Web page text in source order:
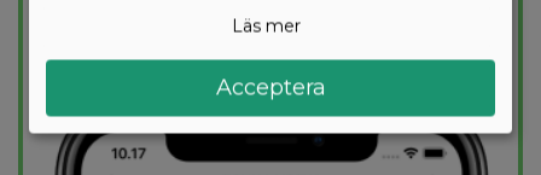
PROVAGRATIS
Läs mer
Acceptera